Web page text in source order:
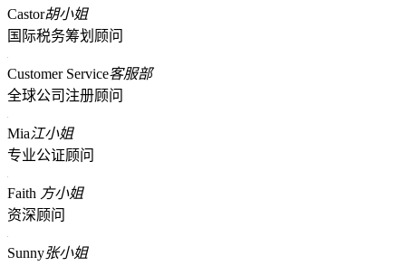
Castor胡小姐
国际税务筹划顾问
Customer Service客服部
全球公司注册顾问
Mia江小姐
专业公证顾问
Faith 方小姐
资深顾问
Sunny张小姐